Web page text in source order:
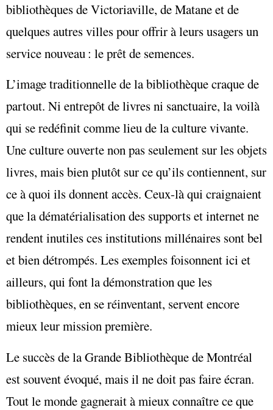
bibliothèques de Victoriaville, de Matane et de
quelques autres villes pour offrir à leurs usagers un
service nouveau : le prêt de semences.
L’image traditionnelle de la bibliothèque craque de
partout. Ni entrepôt de livres ni sanctuaire, la voilà
qui se redéfinit comme lieu de la culture vivante.
Une culture ouverte non pas seulement sur les objets
livres, mais bien plutôt sur ce qu’ils contiennent, sur
ce à quoi ils donnent accès. Ceux-là qui craignaient
que la dématérialisation des supports et internet ne
rendent inutiles ces institutions millénaires sont bel
et bien détrompés. Les exemples foisonnent ici et
ailleurs, qui font la démonstration que les
bibliothèques, en se réinventant, servent encore
mieux leur mission première.
Le succès de la Grande Bibliothèque de Montréal
est souvent évoqué, mais il ne doit pas faire écran.
Tout le monde gagnerait à mieux connaître ce que